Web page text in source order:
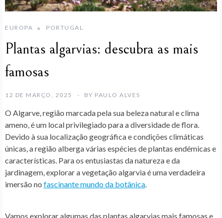
EUROPA PORTUGAL
Plantas algarvias: descubra as mais
famosas
12 DE MARÇO, 2025 BY PAULO ALVES
O Algarve, região marcada pela sua beleza natural e clima
ameno, é um local privilegiado para a diversidade de flora.
Devido à sua localização geográfica e condições climáticas
únicas, a região alberga várias espécies de plantas endémicas e
características. Para os entusiastas da natureza e da
jardinagem, explorar a vegetação algarvia é uma verdadeira
imersão no fascinante mundo da botânica
Vamos explorar algumas das plantas algarvias mais famosas e